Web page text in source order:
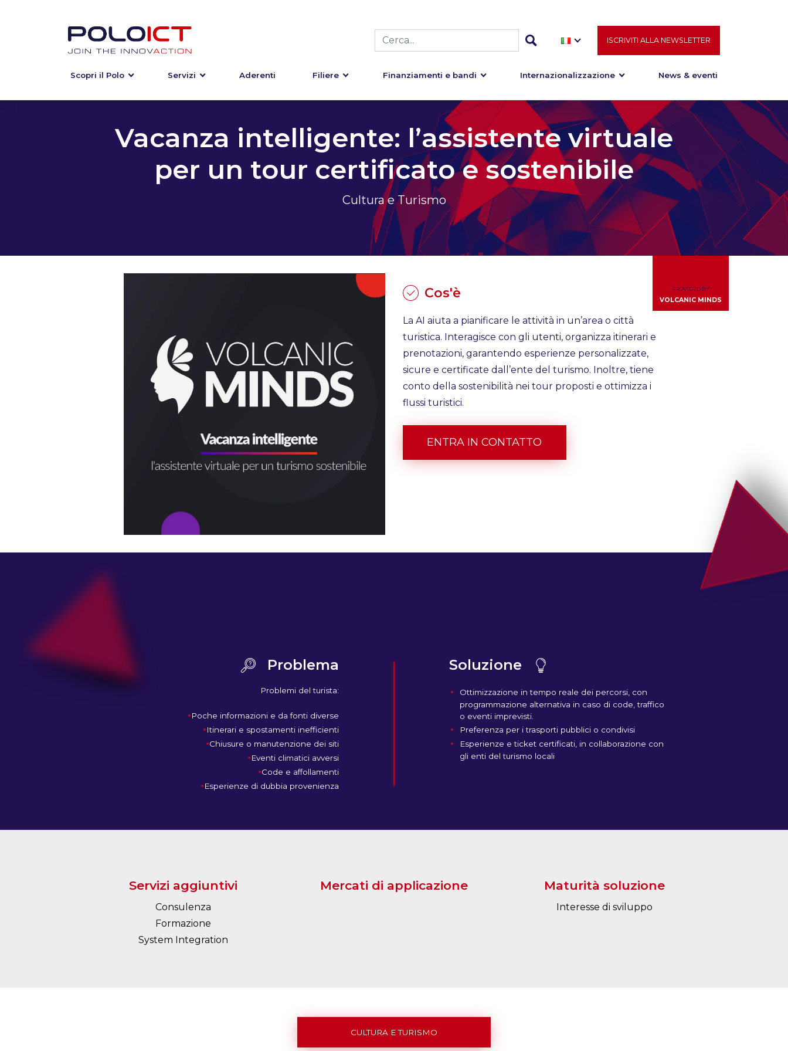
ISCRIVITI ALLA NEWSLETTER
Scopri il Polo Servizi Aderenti Filiere Finanziamenti e bandi Internazionalizzazione News & eventi
Vacanza intelligente: l’assistente virtuale
per un tour certificato e sostenibile
Cultura e Turismo
PROVIDED BY
VOLCANIC MINDS
Cos'è
La AI aiuta a pianificare le attività in un’area o città
turistica. Interagisce con gli utenti, organizza itinerari e
prenotazioni, garantendo esperienze personalizzate,
sicure e certificate dall’ente del turismo. Inoltre, tiene
conto della sostenibilità nei tour proposti e ottimizza i
flussi turistici.
ENTRA IN CONTATTO
Problema
Problemi del turista:
Poche informazioni e da fonti diverse
Itinerari e spostamenti inefficienti
Chiusure o manutenzione dei siti
Eventi climatici avversi
Code e affollamenti
Esperienze di dubbia provenienza
Soluzione
Ottimizzazione in tempo reale dei percorsi, con
programmazione alternativa in caso di code, traffico
o eventi imprevisti.
Preferenza per i trasporti pubblici o condivisi
Esperienze e ticket certificati, in collaborazione con
gli enti del turismo locali
Servizi aggiuntivi
Consulenza
Formazione
System Integration
Mercati di applicazione Maturità soluzione
Interesse di sviluppo
CULTURA E TURISMO